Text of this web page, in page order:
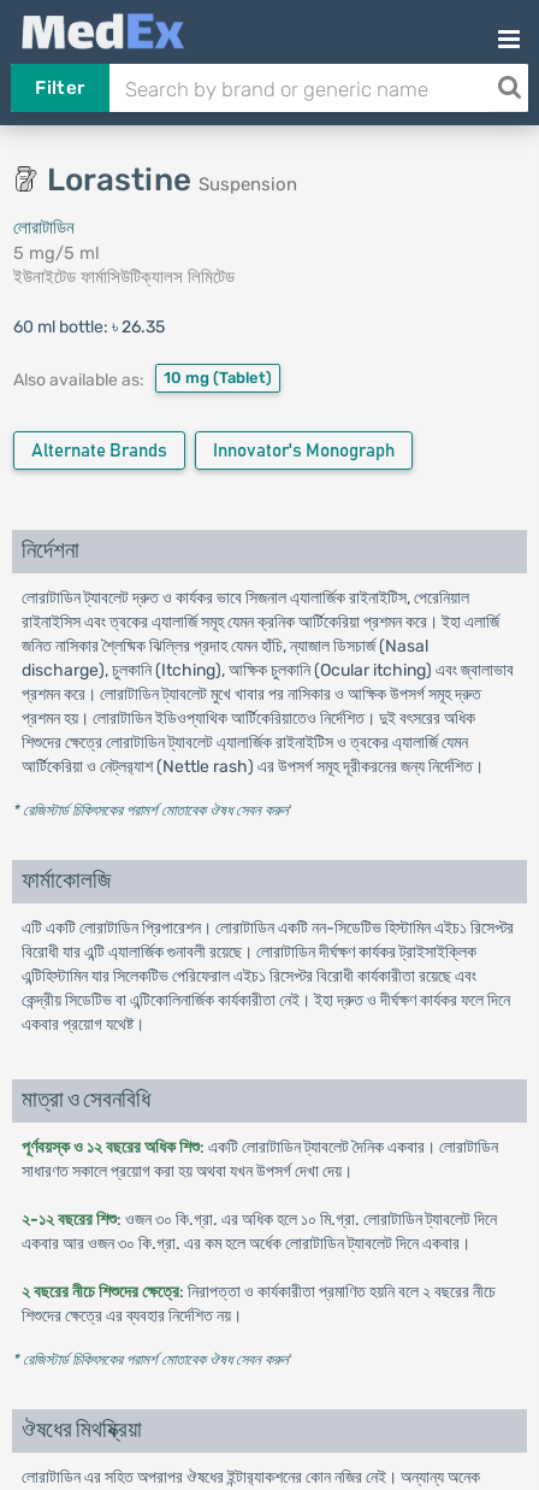
Filter
Lorastine Suspension
লোরাটাডিন
5 mg/5 ml
ইউনাইটেড ফার্মাসিউটিক্যালস লিমিটেড
60 ml bottle: ৳ 26.35
Also available as: 10 mg (Tablet)
Alternate Brands Innovator's Monograph
নির্দেশনা
লোরাটাডিন ট্যাবলেট দ্রুত ও কার্যকর ভাবে সিজনাল এ্যালার্জিক রাইনাইটিস, পেরেনিয়াল
রাইনাইসিস এবং ত্বকের এ্যালার্জি সমূহ যেমন ক্রনিক আর্টিকেরিয়া প্রশমন করে। ইহা এলার্জি
জনিত নাসিকার শ্লৈষ্মিক ঝিল্লির প্রদাহ যেমন হাঁচি, ন্যাজাল ডিসচার্জ (Nasal
discharge), চুলকানি (Itching), আক্ষিক চুলকানি (Ocular itching) এবং জ্বালাভাব
প্রশমন করে। লোরাটাডিন ট্যাবলেট মুখে খাবার পর নাসিকার ও আক্ষিক উপসর্গ সমূহ দ্রুত
প্রশমন হয়। লােরাটাডিন ইডিওপ্যাথিক আর্টিকেরিয়াতেও নির্দেশিত। দুই বৎসরের অধিক
শিশুদের ক্ষেত্রে লোরাটাডিন ট্যাবলেট এ্যালার্জিক রাইনাইটিস ও ত্বকের এ্যালার্জি যেমন
আর্টিকেরিয়া ও নেট্লর‍্যাশ (Nettle rash) এর উপসর্গ সমূহ দূরীকরনের জন্য নির্দেশিত।
* রেজিস্টার্ড চিকিৎসকের পরামর্শ মোতাবেক ঔষধ সেবন করুন'
ফার্মাকোলজি
এটি একটি লােরাটাডিন প্রিপারেশন। লােরাটাডিন একটি নন-সিডেটিভ হিস্টামিন এইচ১ রিসেপ্টর
বিরােধী যার এন্টি এ্যালার্জিক গুনাবলী রয়েছে। লােরাটাডিন দীর্ঘক্ষণ কার্যকর ট্রাইসাইক্লিক
এন্টিহিস্টামিন যার সিলেকটিভ পেরিফেরাল এইচ১ রিসেপ্টর বিরােধী কার্যকারীতা রয়েছে এবং
কেন্দ্রীয় সিডেটিভ বা এন্টিকোলিনার্জিক কার্যকারীতা নেই। ইহা দ্রুত ও দীর্ঘক্ষণ কার্যকর ফলে দিনে
একবার প্রয়ােগ যথেষ্ট।
মাত্রা ও সেবনবিধি
পূর্ণবয়স্ক ও ১২ বছরের অধিক শিশু: একটি লোরাটাডিন ট্যাবলেট দৈনিক একবার। লোরাটাডিন
সাধারণত সকালে প্রয়ােগ করা হয় অথবা যখন উপসর্গ দেখা দেয়।
২-১২ বছরের শিশু: ওজন ৩০ কি.গ্রা. এর অধিক হলে ১০ মি.গ্রা. লোরাটাডিন ট্যাবলেট দিনে
একবার আর ওজন ৩০ কি.গ্রা. এর কম হলে অর্ধেক লোরাটাডিন ট্যাবলেট দিনে একবার।
২ বছরের নীচে শিশুদের ক্ষেত্রে: নিরাপত্তা ও কার্যকারীতা প্রমাণিত হয়নি বলে ২ বছরের নীচে
শিশুদের ক্ষেত্রে এর ব্যবহার নির্দেশিত নয়।
* রেজিস্টার্ড চিকিৎসকের পরামর্শ মোতাবেক ঔষধ সেবন করুন'
ঔষধের মিথষ্ক্রিয়া
লােরাটাডিন এর সহিত অপরাপর ঔষধের ইন্টার‍্যাকশনের কোন নজির নেই। অন্যান্য অনেক